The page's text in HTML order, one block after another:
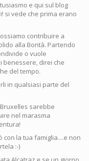
e qui sul blog
si vede che prima erano
contribuire a
alla Bontà. Partendo
o vuole
benessere, direi che
del tempo.
in qualsiasi parte del
sarebbe
nel marasma
la tua famiglia....e non
:-)